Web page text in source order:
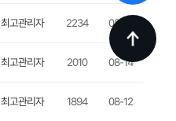
최고관리자 2234 08-16
최고관리자 2010 08-14
최고관리자 1894 08-12